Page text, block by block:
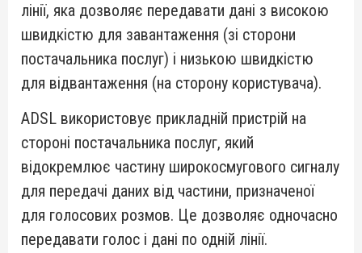
лінії, яка дозволяє передавати дані з високою
швидкістю для завантаження (зі сторони
постачальника послуг) і низькою швидкістю
для відвантаження (на сторону користувача).
ADSL використовує прикладній пристрій на
стороні постачальника послуг, який
відокремлює частину широкосмугового сигналу
для передачі даних від частини, призначеної
для голосових розмов. Це дозволяє одночасно
передавати голос і дані по одній лінії.